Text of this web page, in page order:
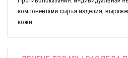
компонентами сырья изделия,
кожи.